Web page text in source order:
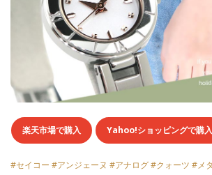
楽天市場で購入 Yahoo!ショッピングで購入
#セイコー #アンジェーヌ #アナログ #クォーツ #メ